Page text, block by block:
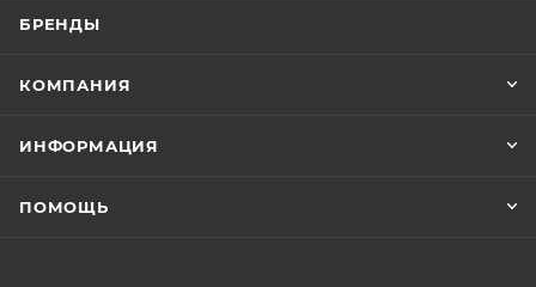
БРЕНДЫ
КОМПАНИЯ
ИНФОРМАЦИЯ
ПОМОЩЬ